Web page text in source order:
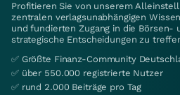
Profitieren Sie von unserem
zentralen verlagsunabhängigen
und fundierten Zugang in die Börsen-
strategische Entscheidungen zu
✅ Größte Finanz-Community
✅ über 550.000 registrierte Nutzer
✅ rund 2.000 Beiträge pro Tag